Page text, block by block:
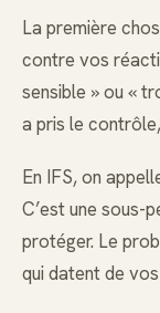
La première
contre vos
sensible » ou «
a pris le
En IFS, on
C’est une sous-
protéger. Le
qui datent de